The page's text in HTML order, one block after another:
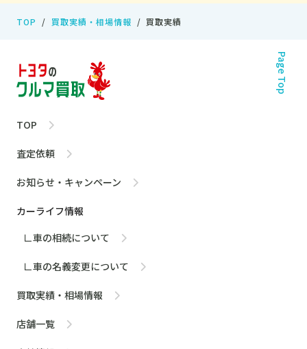
Page Top
TOP 買取実績・相場情報 買取実績
TOP
査定依頼
お知らせ・キャンペーン
カーライフ情報
∟車の相続について
∟車の名義変更について
買取実績・相場情報
店舗一覧